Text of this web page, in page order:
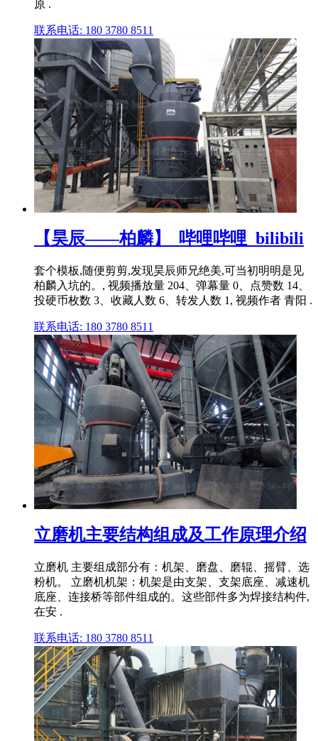
原 .
联系电话: 180 3780 8511
【昊辰——柏麟】_哔哩哔哩_bilibili
套个模板,随便剪剪,发现昊辰师兄绝美,可当初明明是见
柏麟入坑的。, 视频播放量 204、弹幕量 0、点赞数 14、
投硬币枚数 3、收藏人数 6、转发人数 1, 视频作者 青阳 .
联系电话: 180 3780 8511
立磨机主要结构组成及工作原理介绍
立磨机 主要组成部分有：机架、磨盘、磨辊、摇臂、选
粉机。 立磨机机架：机架是由支架、支架底座、减速机
底座、连接桥等部件组成的。这些部件多为焊接结构件,
在安 .
联系电话: 180 3780 8511